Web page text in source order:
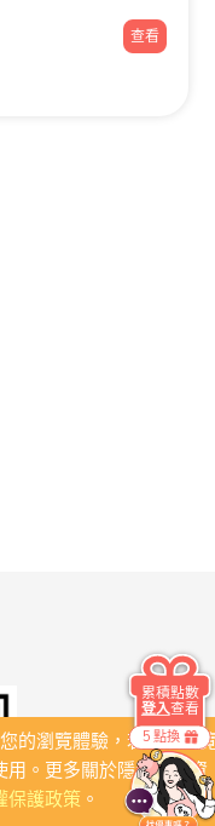
查看
的瀏覽體驗，若繼續瀏
用。更多關於隱私保護資
保護政策。
5 點換
累積點數
登入查看